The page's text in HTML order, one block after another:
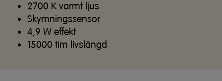
2700 K varmt ljus
Skymningssensor
4,9 W effekt
15000 tim livslängd